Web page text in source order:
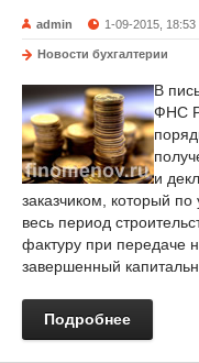
admin 1-09-2015, 18:53
Новости бухгалтерии
В
ФНС
и
заказчиком, который
весь период
фактуру при передаче
завершенный
Подробнее